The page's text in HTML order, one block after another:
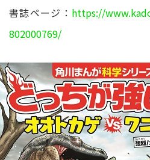
書誌ページ： https://
802000769/